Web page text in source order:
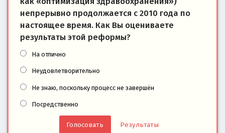
непрерывно продолжается с 2010 года по
настоящее время. Как Вы оцениваете
результаты этой реформы?
На отлично
Неудовлетворительно
Не знаю, поскольку процесс не завершён
Посредственно
Результаты